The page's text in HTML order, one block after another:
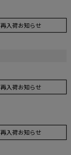
再入荷お知らせ
再入荷お知らせ
再入荷お知らせ